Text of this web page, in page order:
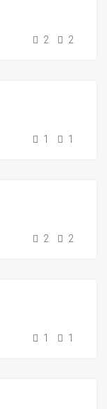
2 2
1 1
2 2
1 1